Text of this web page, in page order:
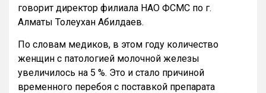
говорит директор филиала НАО ФСМС по г.
Алматы Толеухан Абилдаев.
По словам медиков, в этом году количество
женщин с патологией молочной железы
увеличилось на 5 %. Это и стало причиной
временного перебоя с поставкой препарата